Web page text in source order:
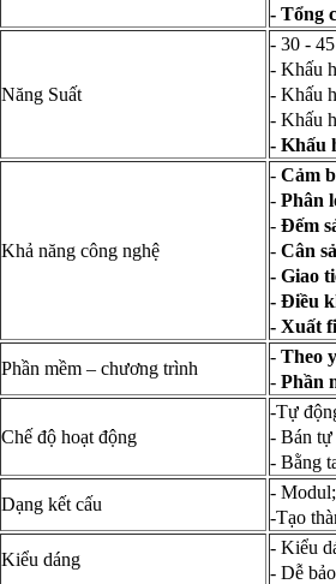
- Tổng
Năng Suất
- 30 -
- Khấu
- Khấu
- Khấu
- Khấu
Khả năng công nghệ
- Cảm
- Phân
- Đếm
- Cân
- Giao
- Điều
- Xuất
Phần mềm – chương trình
- Theo
- Phần
Chế độ hoạt động
-Tự
- Bán tự
- Bằng
Dạng kết cấu
-
-Tạo
Kiểu dáng
- Kiểu
- Dễ